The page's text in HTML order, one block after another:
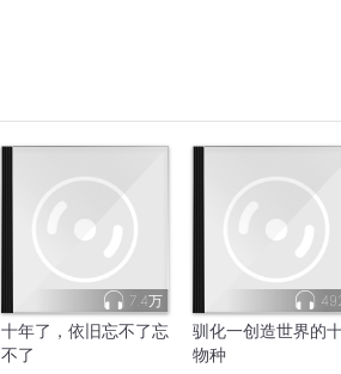
7.4万
十年了，依旧忘不了忘
不了
驯化一创造世界的
物种